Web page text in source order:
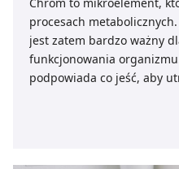
procesach
jest zatem bardzo ważny
funkcjonowania
podpowiada co jeść, aby